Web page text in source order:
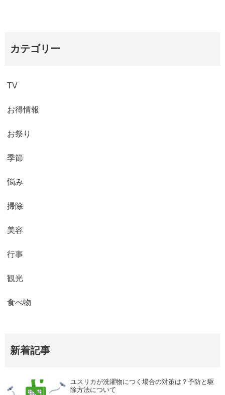
カテゴリー
TV
お得情報
お祭り
季節
悩み
掃除
美容
行事
観光
食べ物
新着記事
ユスリカが洗濯物につく場合の対策は？予防と駆
除方法について